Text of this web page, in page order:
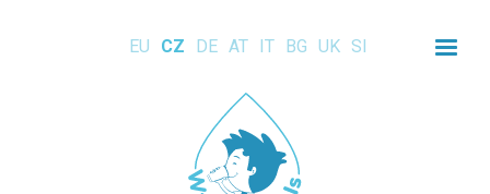
EU CZ DE AT IT BG UK SI